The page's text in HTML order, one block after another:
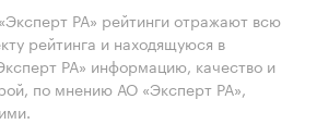
РА» рейтинги отражают всю
рейтинга и находящуюся в
РА» информацию, качество и
по мнению АО «Эксперт РА»,